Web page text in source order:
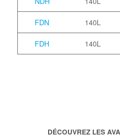
FDN 140L
FDH 140L
DÉCOUVREZ LES